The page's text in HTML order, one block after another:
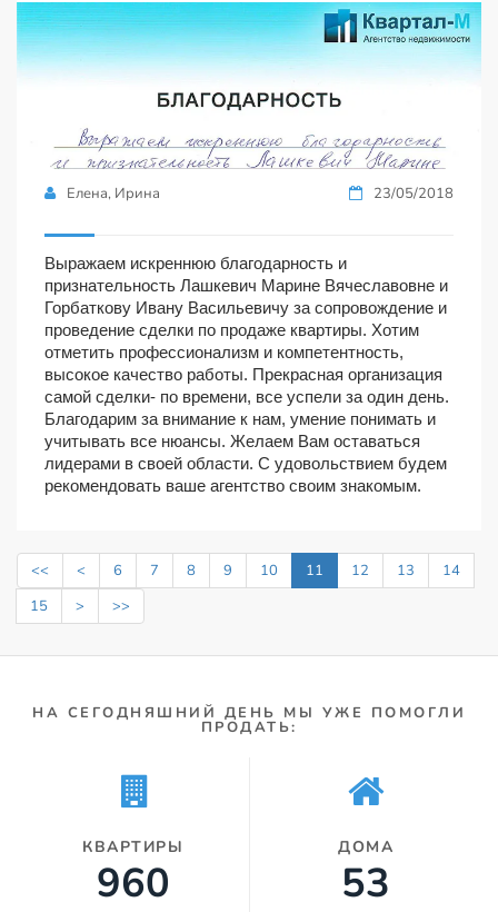
Елена, Ирина 23/05/2018
Выражаем искреннюю благодарность и
признательность Лашкевич Марине Вячеславовне и
Горбаткову Ивану Васильевичу за сопровождение и
проведение сделки по продаже квартиры. Хотим
отметить профессионализм и компетентность,
высокое качество работы. Прекрасная организация
самой сделки- по времени, все успели за один день.
Благодарим за внимание к нам, умение понимать и
учитывать все нюансы. Желаем Вам оставаться
лидерами в своей области. С удовольствием будем
рекомендовать ваше агентство своим знакомым.
<< < 6 7 8 9 10 11 12 13
14
15
> >>
НА СЕГОДНЯШНИЙ ДЕНЬ МЫ УЖЕ ПОМОГЛИ
ПРОДАТЬ:
КВАРТИРЫ
960
ДОМА
53